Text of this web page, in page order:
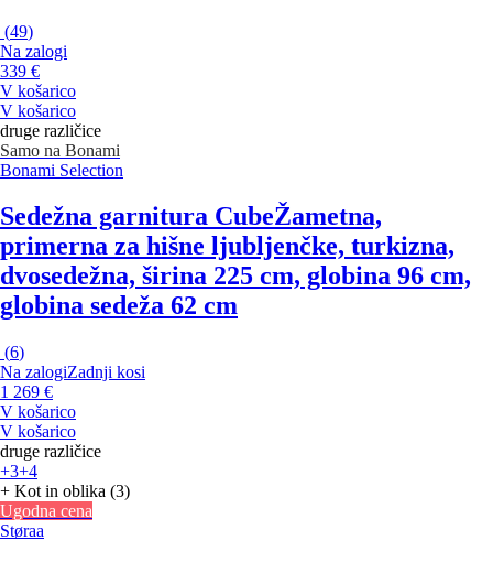
(49)
Na zalogi
339 €
V košarico
V košarico
druge različice
Samo na Bonami
Bonami Selection
Sedežna garnitura CubeŽametna,
primerna za hišne ljubljenčke, turkizna,
dvosedežna, širina 225 cm, globina 96 cm,
globina sedeža 62 cm
(6)
Na zalogiZadnji kosi
1 269 €
V košarico
V košarico
druge različice
+3+4
+ Kot in oblika (3)
Ugodna cena
Støraa